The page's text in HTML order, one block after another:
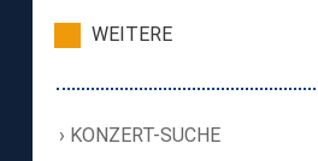
WEITERE
KONZERT-SUCHE